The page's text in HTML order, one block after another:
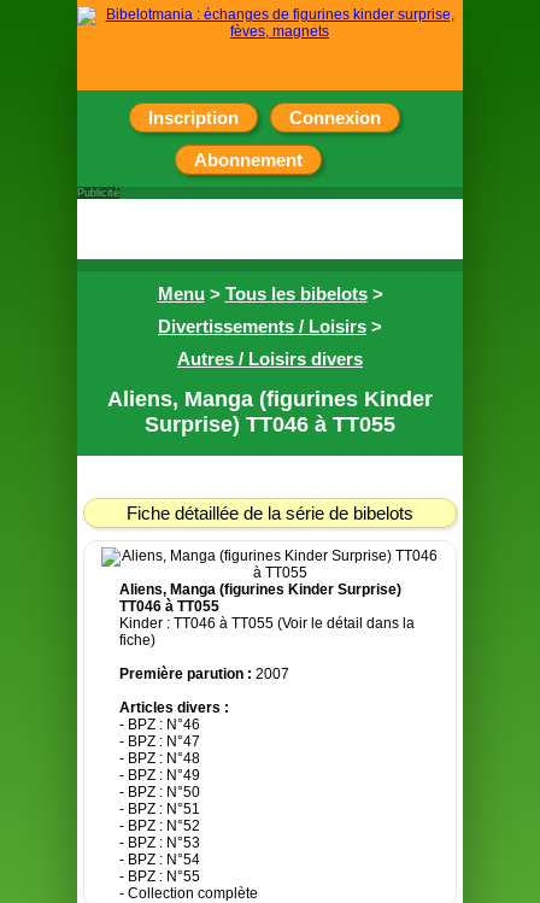
Inscription Connexion
Abonnement
Menu> Tous les bibelots>
Divertissements / Loisirs >
Autres / Loisirs divers
Aliens, Manga (figurines Kinder
Surprise) TT046 à TT055
Fiche détaillée de la série de bibelots
Aliens, Manga (figurines Kinder Surprise)
TT046 à TT055
Kinder : TT046 à TT055 (Voir le détail dans la
fiche)
Première parution : 2007
Articles divers :
- BPZ : N°46
- BPZ : N°47
- BPZ : N°48
- BPZ : N°49
- BPZ : N°50
- BPZ : N°51
- BPZ : N°52
- BPZ : N°53
- BPZ : N°54
- BPZ : N°55
- Collection complète
Publicité